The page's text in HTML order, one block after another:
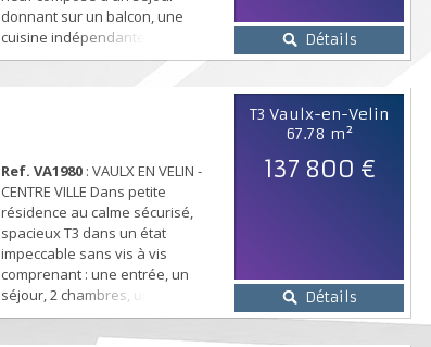
donnant sur un balcon, une
cuisine indépendante
aménagée et équipée donnant
Appartement proches de toutes
commodités. Un garage en sous-
sol et...
Détails
Ref. VA1980 : VAULX EN VELIN -
CENTRE VILLE Dans petite
résidence au calme sécurisé,
spacieux T3 dans un état
impeccable sans vis à vis
comprenant : une entrée, un
séjour, 2 chambres, une cuisine
aménagée équipée donnant sur
une loggia, un w.c, une s.d.b.
T3 Vaulx-en-Velin
67.78 m²
137 800 €
Détails